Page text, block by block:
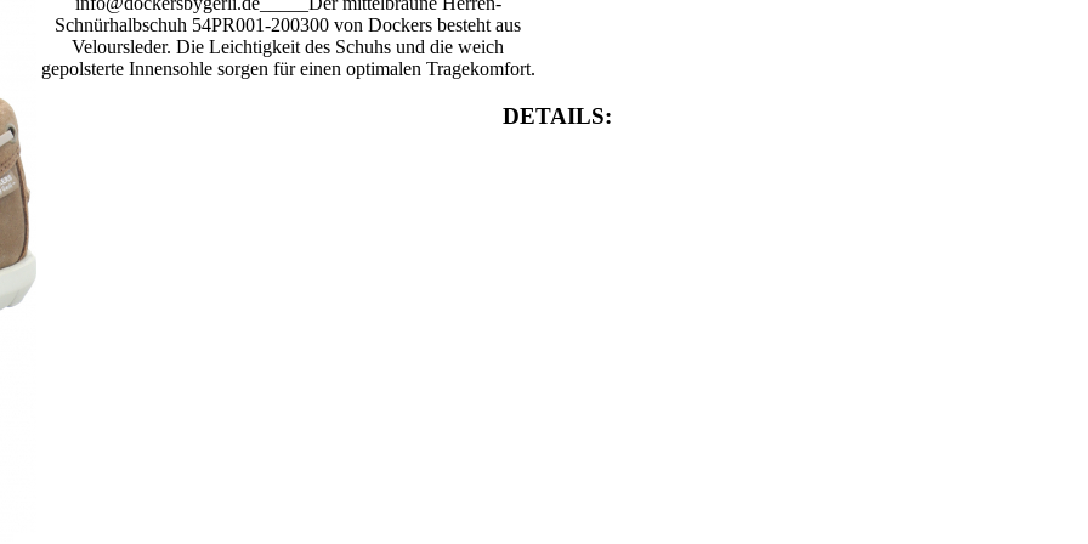
Schnürhalbschuh 54PR001-200300 von Dockers besteht aus
Veloursleder. Die Leichtigkeit des Schuhs und die weich
gepolsterte Innensohle sorgen für einen optimalen Tragekomfort.
DETAILS: